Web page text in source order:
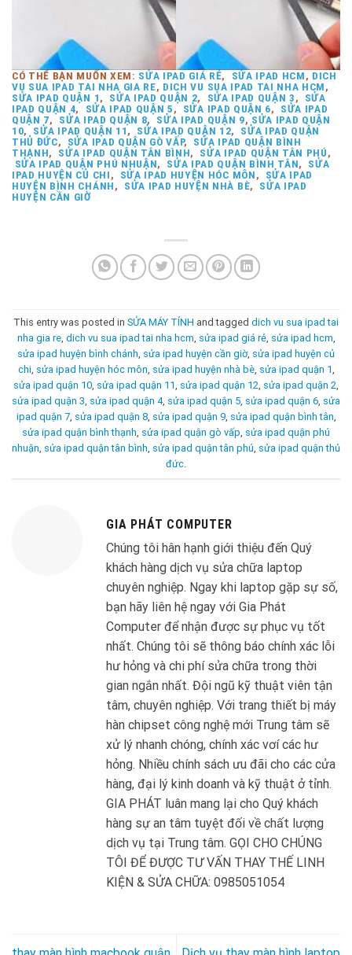
CÓ THỂ BẠN MUỐN XEM: SỬA IPAD GIÁ RẺ, SỬA IPAD HCM, DICH
VU SUA IPAD TAI NHA GIA RE, DICH VU SUA IPAD TAI NHA HCM,
SỬA IPAD QUẬN 1, SỬA IPAD QUẬN 2, SỬA IPAD QUẬN 3, SỬA
IPAD QUẬN 4, SỬA IPAD QUẬN 5, SỬA IPAD QUẬN 6, SỬA IPAD
QUẬN 7, SỬA IPAD QUẬN 8, SỬA IPAD QUẬN 9, SỬA IPAD QUẬN
10, SỬA IPAD QUẬN 11, SỬA IPAD QUẬN 12, SỬA IPAD QUẬN
THỦ ĐỨC, SỬA IPAD QUẬN GÒ VẤP, SỬA IPAD QUẬN BÌNH
THẠNH, SỬA IPAD QUẬN TÂN BÌNH, SỬA IPAD QUẬN TÂN PHÚ,
SỬA IPAD QUẬN PHÚ NHUẬN, SỬA IPAD QUẬN BÌNH TÂN, SỬA
IPAD HUYỆN CỦ CHI, SỬA IPAD HUYỆN HÓC MÔN, SỬA IPAD
HUYỆN BÌNH CHÁNH, SỬA IPAD HUYỆN NHÀ BÈ, SỬA IPAD
HUYỆN CẦN GIỜ
This entry was posted in SỬA MÁY TÍNH and tagged dich vu sua ipad tai
nha gia re, dich vu sua ipad tai nha hcm, sửa ipad giá rẻ, sửa ipad hcm,
sửa ipad huyện bình chánh, sửa ipad huyện cần giờ, sửa ipad huyện củ
chi, sửa ipad huyện hóc môn, sửa ipad huyện nhà bè, sửa ipad quận 1,
sửa ipad quận 10, sửa ipad quận 11, sửa ipad quận 12, sửa ipad quận 2,
sửa ipad quận 3, sửa ipad quận 4, sửa ipad quận 5, sửa ipad quận 6, sửa
ipad quận 7, sửa ipad quận 8, sửa ipad quận 9, sửa ipad quận bình tân,
sửa ipad quận bình thạnh, sửa ipad quận gò vấp, sửa ipad quận phú
nhuận, sửa ipad quận tân bình, sửa ipad quận tân phú, sửa ipad quận thủ
đức.
GIA PHÁT COMPUTER
Chúng tôi hân hạnh giới thiệu đến Quý
khách hàng dịch vụ sửa chữa laptop
chuyên nghiệp. Ngay khi laptop gặp sự số,
bạn hãy liên hệ ngay với Gia Phát
Computer để nhận được sự phục vụ tốt
nhất. Chúng tôi sẽ thông báo chính xác lỗi
hư hỏng và chi phí sửa chữa trong thời
gian ngắn nhất. Đội ngũ kỹ thuật viên tận
tâm, chuyên nghiệp. Với trang thiết bị máy
hàn chipset công nghệ mới Trung tâm sẽ
xử lý nhanh chóng, chính xác vơí các hư
hỏng. Nhiều chính sách ưu đãi cho các cửa
hàng, đại lý kinh doanh và kỹ thuật ở tỉnh.
GIA PHÁT luân mang lại cho Quý khách
hàng sự an tâm tuyệt đối về chất lượng
dịch vụ tại Trung tâm. GỌI CHO CHÚNG
TÔI ĐỂ ĐƯỢC TƯ VẤN THAY THẾ LINH
KIỆN & SỬA CHỮA: 0985051054